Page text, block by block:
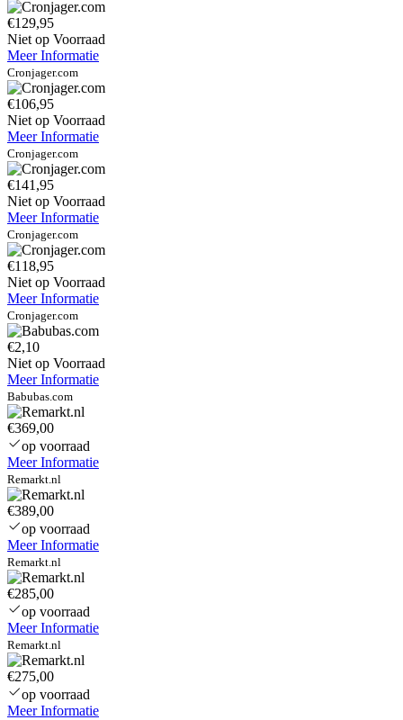
€129,95
Niet op Voorraad
Meer Informatie
Cronjager.com
€106,95
Niet op Voorraad
Meer Informatie
Cronjager.com
€141,95
Niet op Voorraad
Meer Informatie
Cronjager.com
€118,95
Niet op Voorraad
Meer Informatie
Cronjager.com
€2,10
Niet op Voorraad
Meer Informatie
Babubas.com
€369,00
op voorraad
Meer Informatie
Remarkt.nl
€389,00
op voorraad
Meer Informatie
Remarkt.nl
€285,00
op voorraad
Meer Informatie
Remarkt.nl
€275,00
op voorraad
Meer Informatie